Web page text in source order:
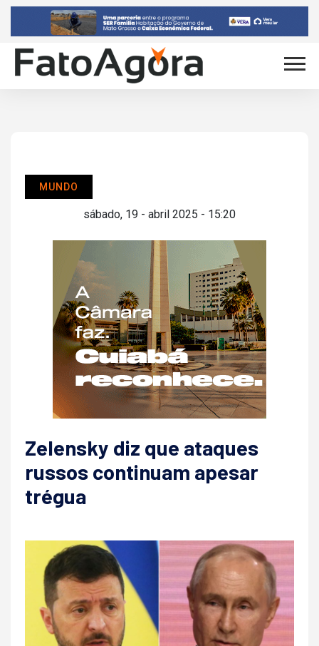
MUNDO
sábado, 19 - abril 2025 - 15:20
Zelensky diz que ataques
russos continuam apesar
trégua